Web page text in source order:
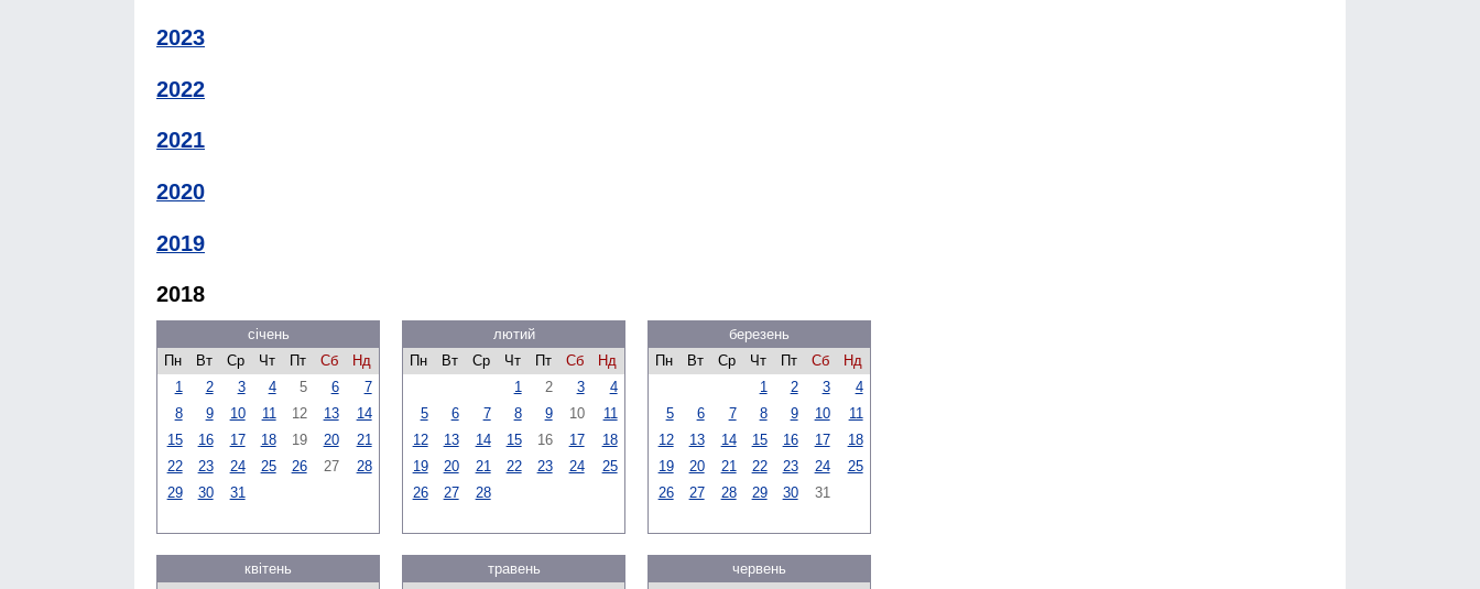
2023
2022
2021
2020
2019
2018
січень
Пн
Вт Ср Чт Пт Сб
Нд
1
2 3 4 5 6
7
8
9 10 11 12 13
14
15
16 17 18 19 20
21
22
23 24 25 26 27
28
29
30 31
лютий
Пн
Вт Ср Чт Пт Сб
Нд
1
2 3
4
5
6 7 8 9 10
11
12
13 14 15 16 17
18
19
20 21 22 23 24
25
26
27 28
березень
Пн
Вт Ср Чт Пт Сб
Нд
1
2 3
4
5
6 7 8 9 10
11
12
13 14 15 16 17
18
19
20 21 22 23 24
25
26
27 28 29 30 31
квітень
травень
червень